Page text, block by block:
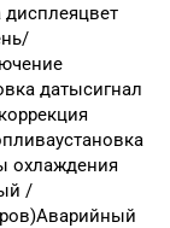
дисплеяцвет
датысигнал
охлаждения
/